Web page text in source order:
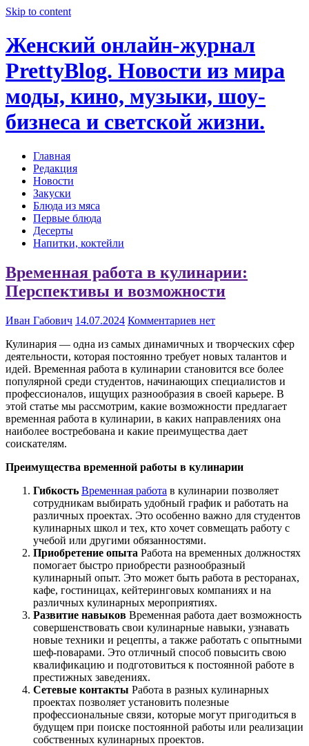
Skip to content
Женский онлайн-журнал
PrettyBlog. Новости из мира
моды, кино, музыки, шоу-
бизнеса и светской жизни.
Главная
Редакция
Новости
Закуски
Блюда из мяса
Первые блюда
Десерты
Напитки, коктейли
Временная работа в кулинарии:
Перспективы и возможности
Иван Габович 14.07.2024 Комментариев нет
Кулинария — одна из самых динамичных и творческих сфер
деятельности, которая постоянно требует новых талантов и
идей. Временная работа в кулинарии становится все более
популярной среди студентов, начинающих специалистов и
профессионалов, ищущих разнообразия в своей карьере. В
этой статье мы рассмотрим, какие возможности предлагает
временная работа в кулинарии, в каких направлениях она
наиболее востребована и какие преимущества дает
соискателям.
Преимущества временной работы в кулинарии
Гибкость Временная работа в кулинарии позволяет
сотрудникам выбирать удобный график и работать на
различных проектах. Это особенно важно для студентов
кулинарных школ и тех, кто хочет совмещать работу с
учебой или другими обязанностями.
Приобретение опыта Работа на временных должностях
помогает быстро приобрести разнообразный
кулинарный опыт. Это может быть работа в ресторанах,
кафе, гостиницах, кейтеринговых компаниях и на
различных кулинарных мероприятиях.
Развитие навыков Временная работа дает возможность
совершенствовать свои кулинарные навыки, узнавать
новые техники и рецепты, а также работать с опытными
шеф-поварами. Это отличный способ повысить свою
квалификацию и подготовиться к постоянной работе в
престижных заведениях.
Сетевые контакты Работа в разных кулинарных
проектах позволяет установить полезные
профессиональные связи, которые могут пригодиться в
будущем при поиске постоянной работы или реализации
собственных кулинарных проектов.